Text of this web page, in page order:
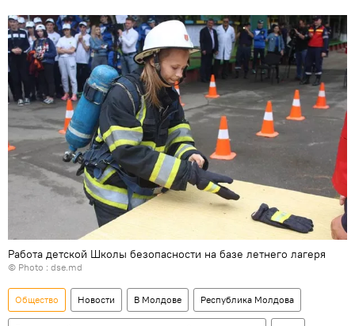
Работа детской Школы безопасности на базе летнего лагеря
© Photo : dse.md
Общество Новости В Молдове Республика Молдова